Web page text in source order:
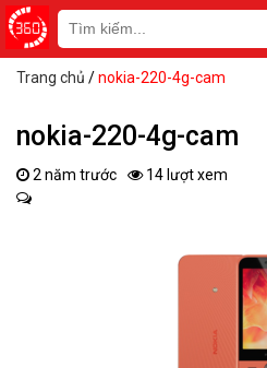
Trang chủ /nokia-220-4g-cam
nokia-220-4g-cam
2 năm trước 14 lượt xem